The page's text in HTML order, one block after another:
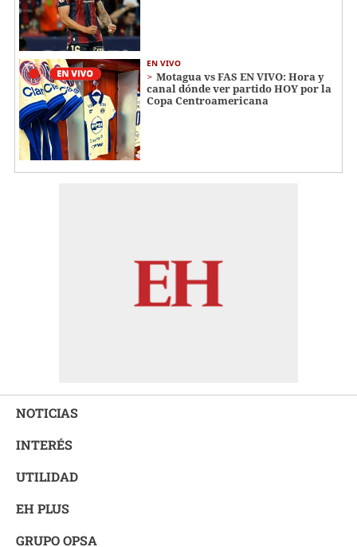
EN VIVO
Motagua vs FAS EN VIVO: Hora y
canal dónde ver partido HOY por la
Copa Centroamericana
NOTICIAS
INTERÉS
UTILIDAD
EH PLUS
GRUPO OPSA